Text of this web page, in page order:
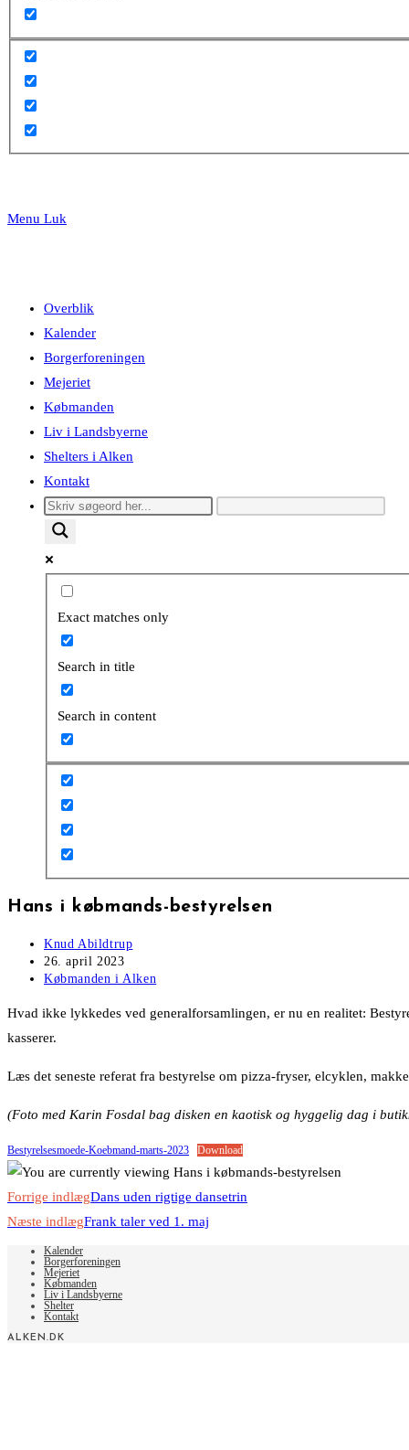
Menu Luk
Overblik
Kalender
Borgerforeningen
Mejeriet
Købmanden
Liv i Landsbyerne
Shelters i Alken
Kontakt
Exact matches only
Search in title
Search in content
Hans i købmands-bestyrelsen
Post
author:
Knud Abildtrup
Post
published:
26. april 2023
Post
Købmanden i Alken
Hvad ikke lykkedes ved generalforsamlingen, er nu en realitet:
kasserer.
Læs det seneste referat fra bestyrelse om pizza-fryser, elcyklen,
(Foto med Karin Fosdal bag disken en kaotisk og hyggelig dag i
Bestyrelsesmoede-Koebmand-marts-2023 Download
Read
more
articles
Forrige indlægDans uden rigtige dansetrin
Næste indlægFrank taler ved 1. maj
Kalender
Borgerforeningen
Mejeriet
Købmanden
Liv i Landsbyerne
Shelter
Kontakt
ALKEN.DK